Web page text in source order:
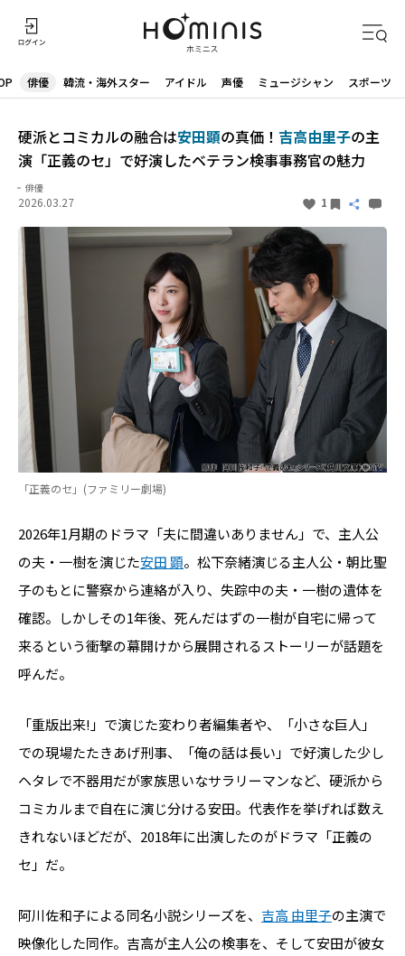
俳優 韓流・海外スター アイドル 声優 ミュージシャン スポーツ
硬派とコミカルの融合は安田顕の真価！ 吉高由里子の主
演「正義のセ」で好演したベテラン検事事務官の魅力
俳優
2026.03.27 1
「正義のセ」(ファミリー劇場)
2026年1月期のドラマ「夫に間違いありません」で、主人公
の夫・一樹を演じた安田 顕。松下奈緒演じる主人公・朝比聖
子のもとに警察から連絡が入り、失踪中の夫・一樹の遺体を
確認。しかしその1年後、死んだはずの一樹が自宅に帰って
来るという衝撃の幕開けから展開されるストーリーが話題を
呼んだ。
「重版出来!」で演じた変わり者編集者や、「小さな巨人」
での現場たたきあげ刑事、「俺の話は長い」で好演した少し
ヘタレで不器用だが家族思いなサラリーマンなど、硬派から
コミカルまで自在に演じ分ける安田。代表作を挙げれば数え
きれないほどだが、2018年に出演したのがドラマ「正義の
セ」だ。
阿川佐和子による同名小説シリーズを、 吉高 由里子の主演で
映像化した同作。吉高が主人公の検事を、そして安田が彼女